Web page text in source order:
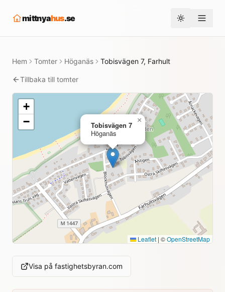
mittnyahus.se Toggle theme
Hem Tomter Höganäs Tobisvägen 7, Farhult
Tillbaka till tomter
Tobisvägen 7
Höganäs
×
+
−
Leaflet | ©OpenStreetMap
Visa på fastighetsbyran.com